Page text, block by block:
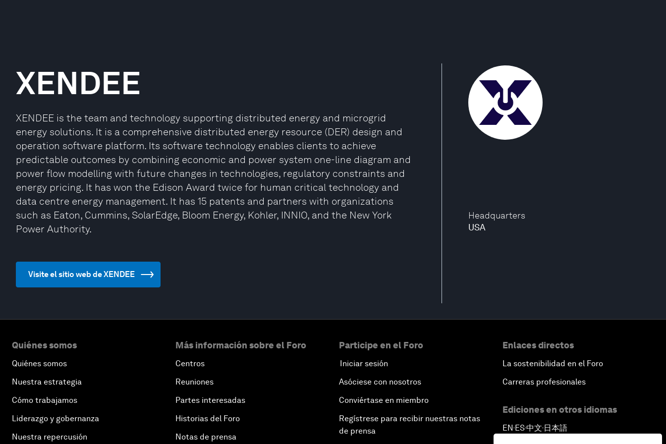
Headquarters
USA
XENDEE
XENDEE is the team and technology supporting distributed energy and microgrid
energy solutions. It is a comprehensive distributed energy resource (DER) design and
operation software platform. Its software technology enables clients to achieve
predictable outcomes by combining economic and power system one-line diagram and
power flow modelling with future changes in technologies, regulatory constraints and
energy pricing. It has won the Edison Award twice for human critical technology and
data centre energy management. It has 15 patents and partners with organizations
such as Eaton, Cummins, SolarEdge, Bloom Energy, Kohler, INNIO, and the New York
Power Authority.
Visite el sitio web de XENDEE
Quiénes somos
Quiénes somos
Nuestra estrategia
Cómo trabajamos
Liderazgo y gobernanza
Nuestra repercusión
Más información sobre el Foro
Centros
Reuniones
Partes interesadas
Historias del Foro
Notas de prensa
Participe en el Foro
Iniciar sesión
Asóciese con nosotros
Conviértase en miembro
Regístrese para recibir nuestras notas
de prensa
Enlaces directos
La sostenibilidad en el Foro
Carreras profesionales
Ediciones en otros idiomas
EN ▪ES▪中文▪ 日本語